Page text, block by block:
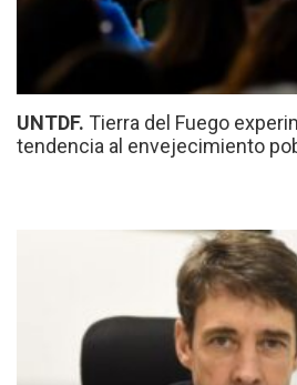
UNTDF. Tierra del Fuego
tendencia al envejecimiento